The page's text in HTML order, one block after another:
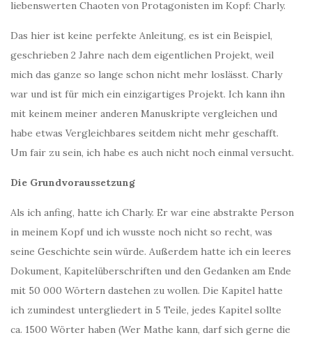
liebenswerten Chaoten von Protagonisten im Kopf: Charly.
Das hier ist keine perfekte Anleitung, es ist ein Beispiel,
geschrieben 2 Jahre nach dem eigentlichen Projekt, weil
mich das ganze so lange schon nicht mehr loslässt. Charly
war und ist für mich ein einzigartiges Projekt. Ich kann ihn
mit keinem meiner anderen Manuskripte vergleichen und
habe etwas Vergleichbares seitdem nicht mehr geschafft.
Um fair zu sein, ich habe es auch nicht noch einmal versucht.
Die Grundvoraussetzung
Als ich anfing, hatte ich Charly. Er war eine abstrakte Person
in meinem Kopf und ich wusste noch nicht so recht, was
seine Geschichte sein würde. Außerdem hatte ich ein leeres
Dokument, Kapitelüberschriften und den Gedanken am Ende
mit 50 000 Wörtern dastehen zu wollen. Die Kapitel hatte
ich zumindest untergliedert in 5 Teile, jedes Kapitel sollte
ca. 1500 Wörter haben (Wer Mathe kann, darf sich gerne die